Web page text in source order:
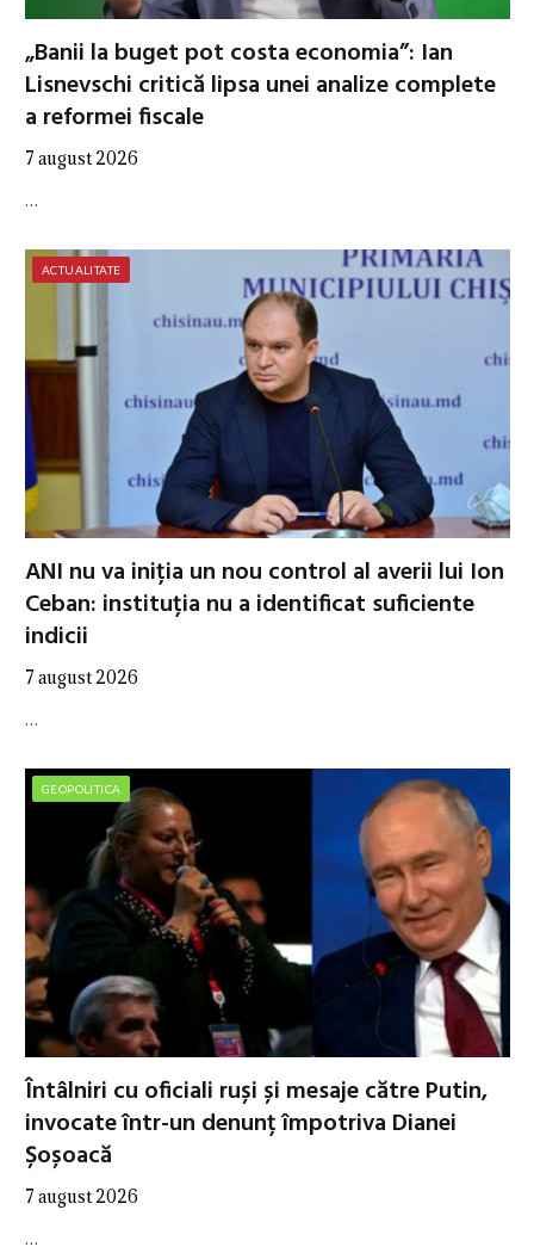
„Banii la buget pot costa economia”: Ian
Lisnevschi critică lipsa unei analize complete
a reformei fiscale
7 august 2026
…
ACTUALITATE
ANI nu va iniția un nou control al averii lui Ion
Ceban: instituția nu a identificat suficiente
indicii
7 august 2026
…
GEOPOLITICA
Întâlniri cu oficiali ruși și mesaje către Putin,
invocate într-un denunț împotriva Dianei
Șoșoacă
7 august 2026
…